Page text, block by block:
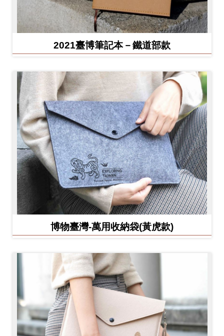
2021臺博筆記本－鐵道部款
博物臺灣-萬用收納袋(黃虎款)